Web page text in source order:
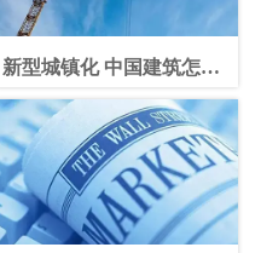
新型城镇化 中国建筑怎么